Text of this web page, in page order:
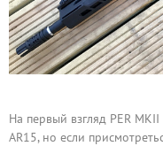
На первый взгляд PER
АR15, но если